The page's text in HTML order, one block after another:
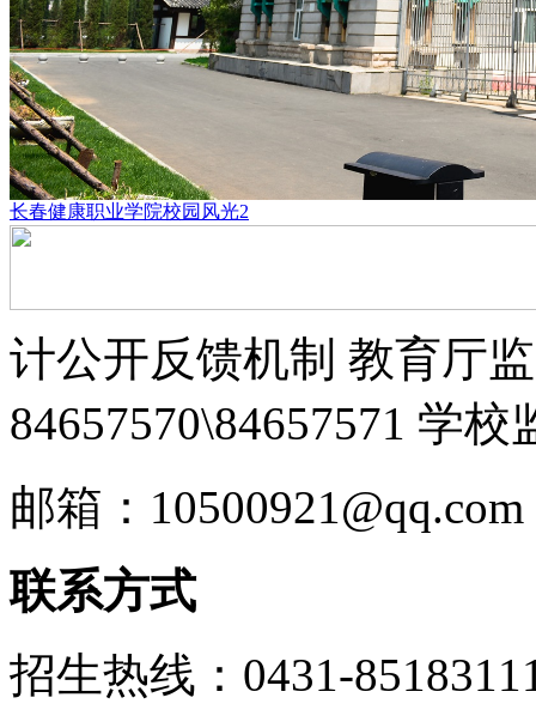
长春健康职业学院校园风光2
计公开反馈机制 教育厅
84657570\84657571 学
邮箱：10500921@qq.com
联系方式
招生热线：0431-